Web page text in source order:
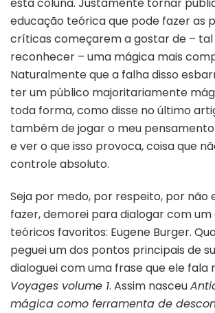
esta coluna. Justamente tornar
educação teórica que pode fazer as
críticas começarem a gostar de –
reconhecer – uma mágica mais
Naturalmente que a falha disso
ter um público majoritariamente
toda forma, como disse no último
também de jogar o meu
e ver o que isso provoca, coisa que
controle absoluto.
Seja por medo, por respeito, por não
fazer, demorei para dialogar com um
teóricos favoritos: Eugene Burger.
peguei um dos pontos principais de
dialoguei com uma frase que ele fala
Voyages volume 1. Assim nasceu
mágica como ferramenta de